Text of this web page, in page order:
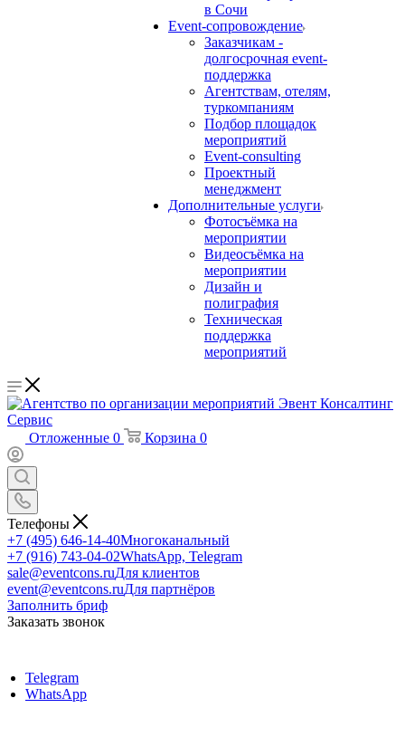
в Сочи
Event-сопровождение
Заказчикам -
долгосрочная event-
поддержка
Агентствам, отелям,
туркомпаниям
Подбор площадок
мероприятий
Event-consulting
Проектный
менеджмент
Дополнительные услуги
Фотосъёмка на
мероприятии
Видеосъёмка на
мероприятии
Дизайн и
полиграфия
Техническая
поддержка
мероприятий
Отложенные 0 Корзина 0
Телефоны
+7 (495) 646-14-40Многоканальный
+7 (916) 743-04-02WhatsApp, Telegram
sale@eventcons.ruДля клиентов
event@eventcons.ruДля партнёров
Заполнить бриф
Заказать звонок
Telegram
WhatsApp